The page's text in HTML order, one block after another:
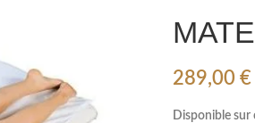
289,00 €
Disponible